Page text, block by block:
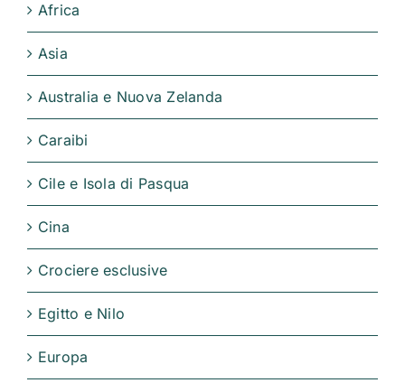
Africa
Asia
Australia e Nuova Zelanda
Caraibi
Cile e Isola di Pasqua
Cina
Crociere esclusive
Egitto e Nilo
Europa